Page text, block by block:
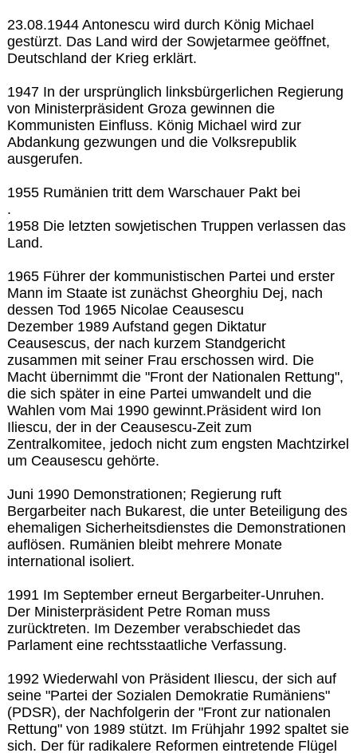
23.08.1944 Antonescu wird durch König Michael
gestürzt. Das Land wird der Sowjetarmee geöffnet,
Deutschland der Krieg erklärt.
1947 In der ursprünglich linksbürgerlichen Regierung
von Ministerpräsident Groza gewinnen die
Kommunisten Einfluss. König Michael wird zur
Abdankung gezwungen und die Volksrepublik
ausgerufen.
1955 Rumänien tritt dem Warschauer Pakt bei
.
1958 Die letzten sowjetischen Truppen verlassen das
Land.
1965 Führer der kommunistischen Partei und erster
Mann im Staate ist zunächst Gheorghiu Dej, nach
dessen Tod 1965 Nicolae Ceausescu
Dezember 1989 Aufstand gegen Diktatur
Ceausescus, der nach kurzem Standgericht
zusammen mit seiner Frau erschossen wird. Die
Macht übernimmt die "Front der Nationalen Rettung",
die sich später in eine Partei umwandelt und die
Wahlen vom Mai 1990 gewinnt.Präsident wird Ion
Iliescu, der in der Ceausescu-Zeit zum
Zentralkomitee, jedoch nicht zum engsten Machtzirkel
um Ceausescu gehörte.
Juni 1990 Demonstrationen; Regierung ruft
Bergarbeiter nach Bukarest, die unter Beteiligung des
ehemaligen Sicherheitsdienstes die Demonstrationen
auflösen. Rumänien bleibt mehrere Monate
international isoliert.
1991 Im September erneut Bergarbeiter-Unruhen.
Der Ministerpräsident Petre Roman muss
zurücktreten. Im Dezember verabschiedet das
Parlament eine rechtsstaatliche Verfassung.
1992 Wiederwahl von Präsident Iliescu, der sich auf
seine "Partei der Sozialen Demokratie Rumäniens"
(PDSR), der Nachfolgerin der "Front zur nationalen
Rettung" von 1989 stützt. Im Frühjahr 1992 spaltet sie
sich. Der für radikalere Reformen eintretende Flügel